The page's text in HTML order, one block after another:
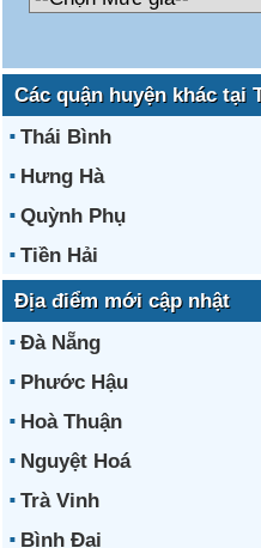
Các quận huyện khác tại
Thái Bình
Hưng Hà
Quỳnh Phụ
Tiền Hải
Địa điểm mới cập nhật
Đà Nẵng
Phước Hậu
Hoà Thuận
Nguyệt Hoá
Trà Vinh
Bình Đại